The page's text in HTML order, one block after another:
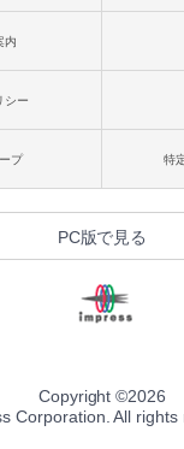
内
シー
プ 特
PC版で見る
Copyright ©2026
Corporation. All rights